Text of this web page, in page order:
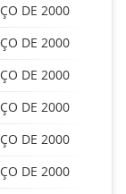
DE 2000
DE 2000
DE 2000
DE 2000
DE 2000
DE 2000